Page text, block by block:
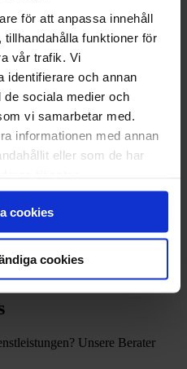
för att anpassa innehåll
funktioner för
vår trafik. Vi
identifierare och annan
de sociala medier och
vi samarbetar med.
informationen med annan
eller som de har
cookies
cookies
Mail
dabei, Liquidität zu
– weil wir an die Träume der
Unsere Berater